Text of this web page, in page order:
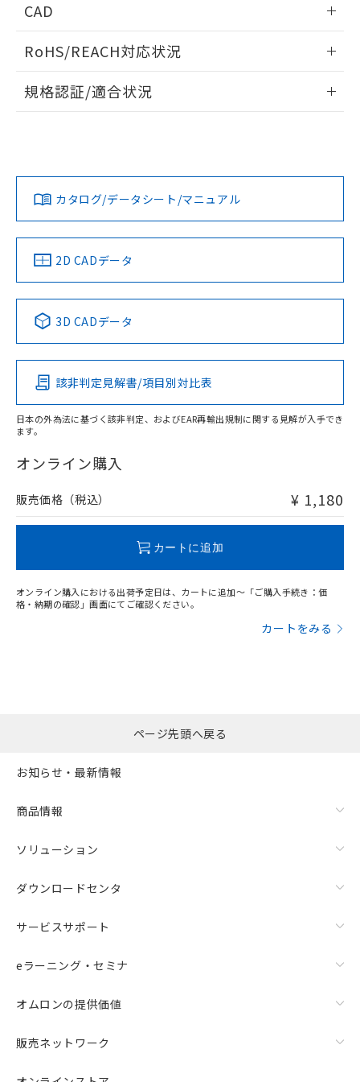
CAD
ドすることができます。
ログイン/会員登録
ダウンロードデータをご利用いただく前に、以下を必ずお読
みください。
ソフトウェアの使用条件
RoHS/REACH対応状況
EU RoHS 注意事項・凡例
対応済み
中国 RoHS 注意事項・凡例
Pb Hg Cd Cr(VI)
O
在庫等で未対応品が混在する可能性があります。
問い合わせください。
規格認証/適合状況
LR型式承認
（イギリス
船舶規格）
DNV型式承認
（ノルウェー
BV型式承認
（フランス
KR型式
（韓国
No No No No
この製品の規格認証/適合状況ページへ
その他の認証はこちらのページからご検索ください
カタログ/データシート/マニュアル
2D CADデータ
3D CADデータ
該非判定見解書/項目別対比表
日本の外為法に基づく該非判定、およびEAR再輸出規制に関する見解が入手でき
ます。
オンライン購入
販売価格（税込） ¥ 1,180
カートに追加
オンライン購入における出荷予定日は、カートに追加～「ご購入手続き：価
格・納期の確認」画面にてご確認ください。
カートをみる
および当社の共同利用者が、当社の製
品・サービスに関するお客様との取
引・商談に必要な範囲で利用すること
をご了承ください。
指します。
※3 非含有証明書ダウンロード
下記の非含有証明書をダウンロードするこ
とができます。
また、RoHS指令のフタル酸エステル類４
物質の対応では、対応完了までの期間は出
荷製品に未対応品が混在することから備考
欄に対応日を記載しておりました。
既に当社にて対応品への在庫切替を完了
していることから、特段のことがない限
り、2022年1月12日より割愛しておりま
す。
合意する
ページ先頭へ戻る
お知らせ・最新情報
商品情報
ソリューション
ダウンロードセンタ
サービスサポート
eラーニング・セミナ
オムロンの提供価値
販売ネットワーク